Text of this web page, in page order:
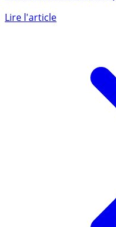
L’offre commerciale